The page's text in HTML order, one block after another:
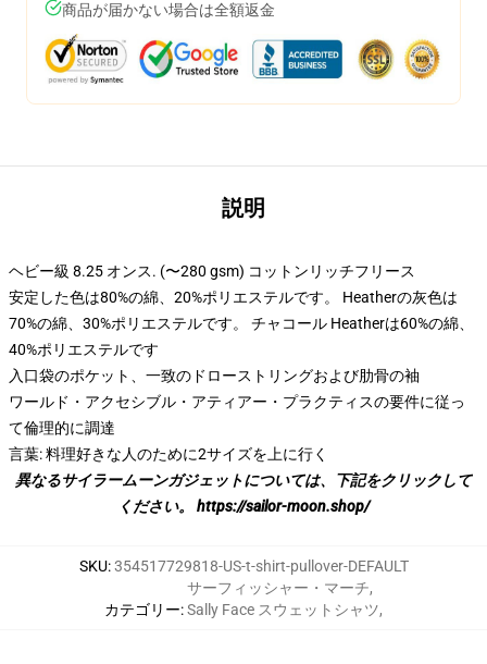
商品が届かない場合は全額返金
説明
ヘビー級 8.25 オンス. (〜280 gsm) コットンリッチフリース
安定した色は80%の綿、20%ポリエステルです。 Heatherの灰色は
70%の綿、30%ポリエステルです。 チャコール Heatherは60%の綿、
40%ポリエステルです
入口袋のポケット、一致のドローストリングおよび肋骨の袖
ワールド・アクセシブル・アティアー・プラクティスの要件に従っ
て倫理的に調達
言葉: 料理好きな人のために2サイズを上に行く
異なるサイラームーンガジェットについては、下記をクリックして
ください。 https://sailor-moon.shop/
SKU:354517729818-US-t-shirt-pullover-DEFAULT
カテゴリー:
サーフィッシャー・マーチ,
Sally Face スウェットシャツ,